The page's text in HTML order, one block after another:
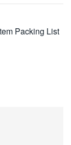
Packing List